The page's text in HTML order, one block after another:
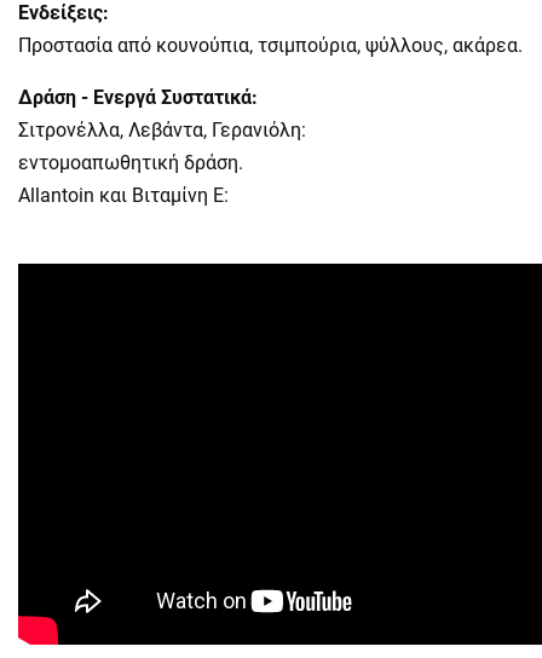
Ενδείξεις:
Προστασία από κουνούπια, τσιμπούρια, ψύλλους, ακάρεα.
Δράση - Ενεργά Συστατικά:
Σιτρονέλλα, Λεβάντα, Γερανιόλη:
εντομοαπωθητική δράση.
Allantoin και Βιταμίνη Ε: